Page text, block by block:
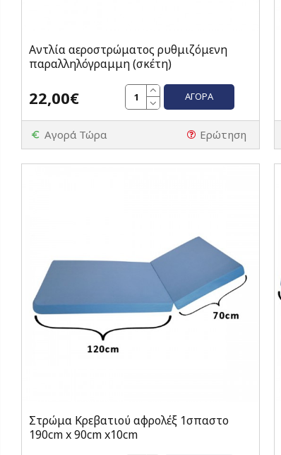
Αντλία αεροστρώματος ρυθμιζόμενη
παραλληλόγραμμη (σκέτη)
22,00€ ΑΓΟΡΆ
Αγορά Τώρα Ερώτηση
Στρώμα Κρεβατιού αφρολέξ 1σπαστο
190cm x 90cm x10cm